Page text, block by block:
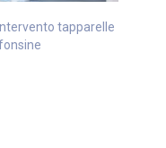
tapparelle